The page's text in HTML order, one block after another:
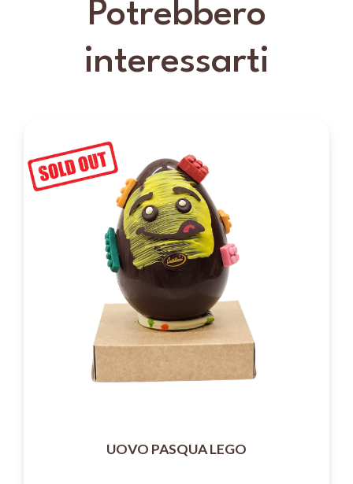
Potrebbero
interessarti
UOVO PASQUA LEGO